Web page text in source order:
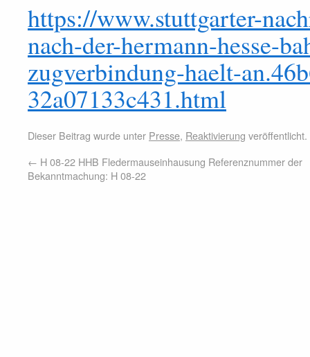
https://www.stuttgarter-
nach-der-hermann-hesse-
zugverbindung-haelt-
32a07133c431.html
Dieser Beitrag wurde unter Presse, Reaktivierung
← H 08-22 HHB Fledermauseinhausung Referenznummer der
Bekanntmachung: H 08-22